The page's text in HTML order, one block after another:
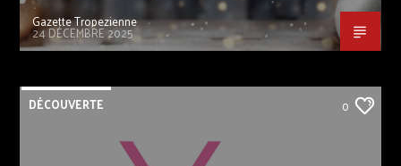
Gazette Tropezienne
24 DÉCEMBRE 2025
DÉCOUVERTE 0